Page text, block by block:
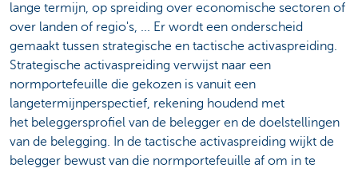
lange termijn, op spreiding over economische sectoren of
over landen of regio's, ... Er wordt een onderscheid
gemaakt tussen strategische en tactische activaspreiding.
Strategische activaspreiding verwijst naar een
normportefeuille die gekozen is vanuit een
langetermijnperspectief, rekening houdend met
het beleggersprofiel van de belegger en de doelstellingen
van de belegging. In de tactische activaspreiding wijkt de
belegger bewust van die normportefeuille af om in te